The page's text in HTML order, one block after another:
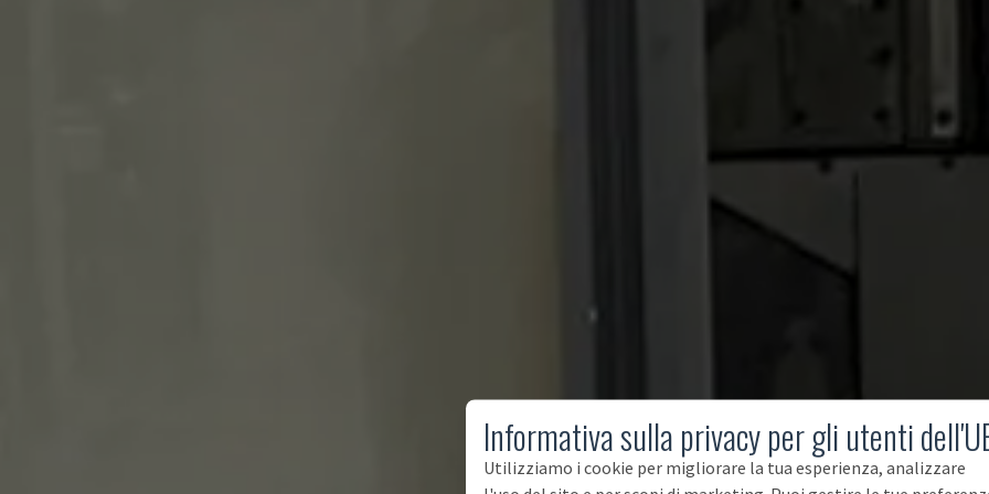
Informativa sulla privacy per gli utenti
Utilizziamo i cookie per migliorare la tua esperienza, analizzare